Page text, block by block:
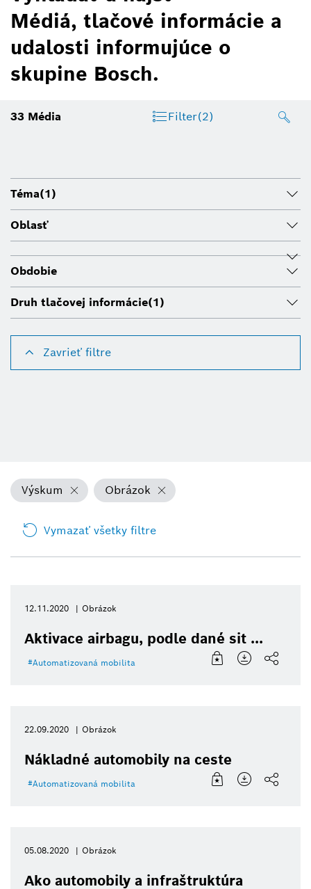
Médiá, tlačové informácie a
udalosti informujúce o
skupine Bosch.
33 Média Filter(2)
Téma(1)
Oblasť
Obdobie
Druh tlačovej informácie(1)
Zavrieť filtre
Výskum Obrázok
Vymazať všetky filtre
12.11.2020 Obrázok
Aktivace airbagu, podle dané sit ...
Automatizovaná mobilita
22.09.2020 Obrázok
Nákladné automobily na ceste
Automatizovaná mobilita
05.08.2020 Obrázok
Ako automobily a infraštruktúra